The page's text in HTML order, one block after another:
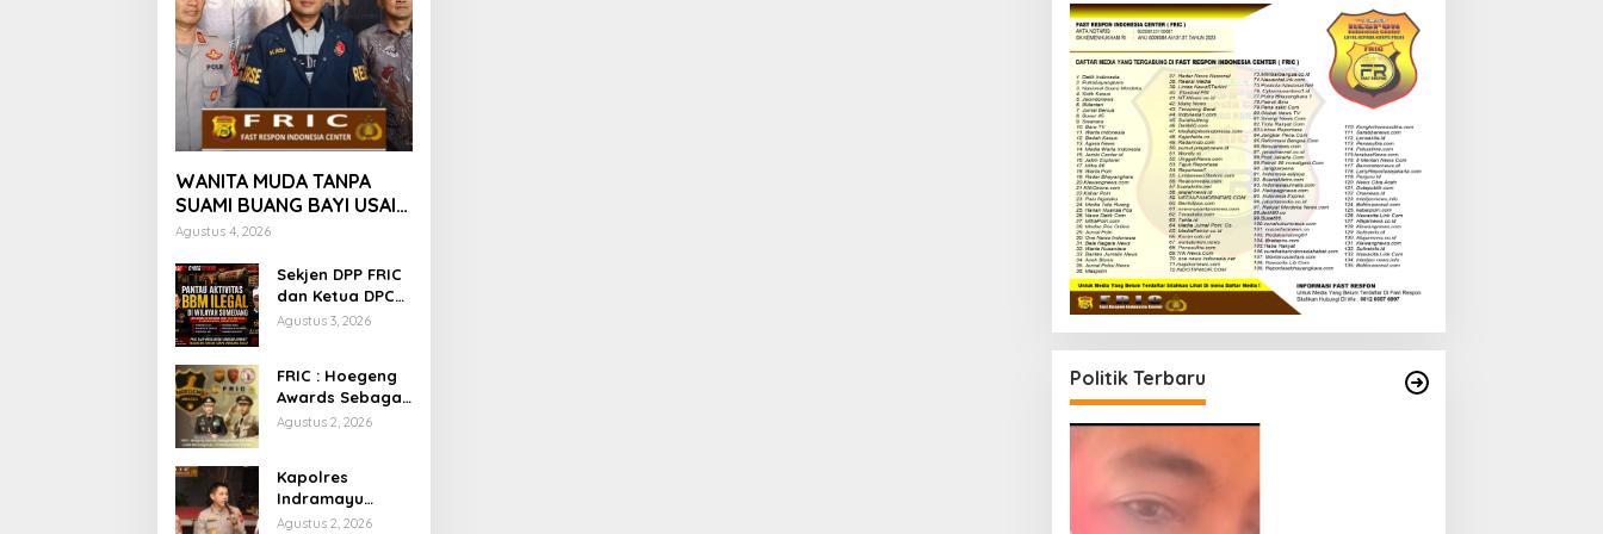
WANITA MUDA TANPA
SUAMI BUANG BAYI USAI
MELAHIRKAN
Agustus 4, 2026
Sekjen DPP FRIC
dan Ketua DPC
FRIC Sumedang
Ilegal di Wilayah
Sumedang,
Minta APH
Agustus 3, 2026
FRIC : Hoegeng
Awards Sebagai
Motivasi Polisi
Profesional dan
Presisi
Agustus 2, 2026
Kapolres
Indramayu
Gelar Coffee
Agustus 2, 2026
Politik Terbaru